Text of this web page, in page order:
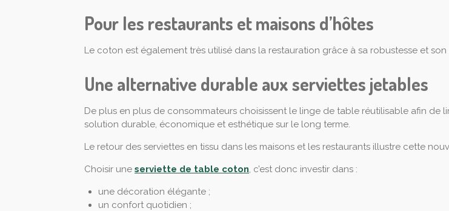
Pour les restaurants et maisons d’hôtes
Le coton est également très utilisé dans la restauration grâce à sa robustesse et
Une alternative durable aux serviettes jetables
De plus en plus de consommateurs choisissent le linge de table réutilisable afin de
solution durable, économique et esthétique sur le long terme.
Le retour des serviettes en tissu dans les maisons et les restaurants illustre cette
Choisir une serviette de table coton, c’est donc investir dans :
une décoration élégante ;
un confort quotidien ;